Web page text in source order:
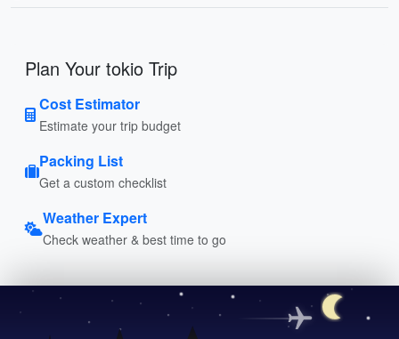
Plan Your tokio Trip
Cost Estimator
Estimate your trip budget
Packing List
Get a custom checklist
Weather Expert
Check weather & best time to go